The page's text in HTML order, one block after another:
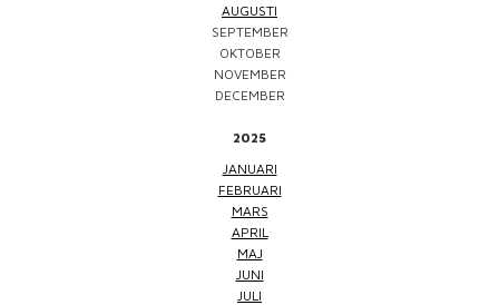
AUGUSTI
SEPTEMBER
OKTOBER
NOVEMBER
DECEMBER
2025
JANUARI
FEBRUARI
MARS
APRIL
MAJ
JUNI
JULI